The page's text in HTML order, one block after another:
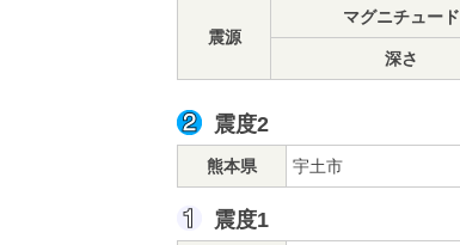
震源
マグニチュード
深さ
震度2
熊本県 宇土市
震度1